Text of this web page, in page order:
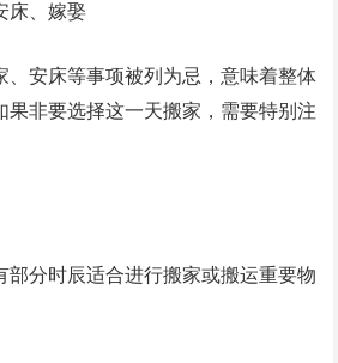
床、嫁娶
、安床等事项被列为忌，意味着整体
果非要选择这一天搬家，需要特别注
部分时辰适合进行搬家或搬运重要物